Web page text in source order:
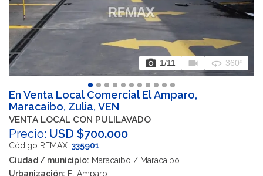
photo_camera 1/11 videocam 360 360º
En Venta Local Comercial El Amparo,
Maracaibo, Zulia, VEN
VENTA LOCAL CON PULILAVADO
Precio: USD $700.000
Código REMAX: 335901
Ciudad / municipio: Maracaibo / Maracaibo
Urbanización: El Amparo